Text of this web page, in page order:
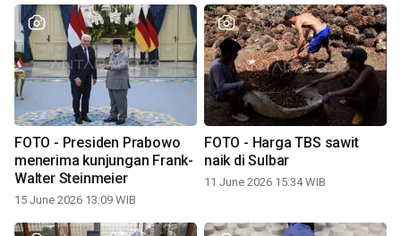
FOTO - Presiden Prabowo
menerima kunjungan Frank-
Walter Steinmeier
15 June 2026 13:09 WIB
FOTO - Harga TBS sawit
naik di Sulbar
11 June 2026 15:34 WIB